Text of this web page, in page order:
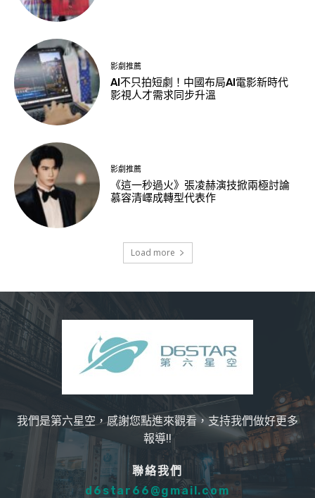
影劇推薦
AI不只拍短劇！中國布局AI電影新時代
影視人才需求同步升溫
影劇推薦
《這一秒過火》張凌赫演技掀兩極討論
慕容清嶧成轉型代表作
Load more
我們是第六星空，感謝您點進來觀看，支持我們做好更多
報導!!
聯絡我們
d6star66@gmail.com